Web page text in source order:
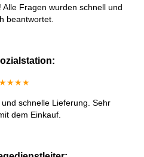
Fragen wurden schnell und
beantwortet.
schnelle Lieferung. Sehr
dem Einkauf.